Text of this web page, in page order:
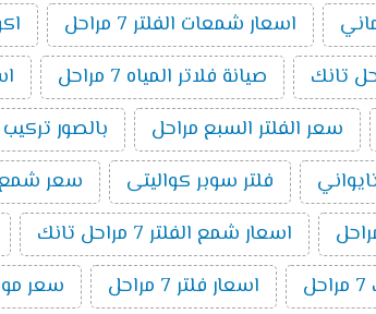
اسعار شمعات الفلتر 7 مراحل
صيانة فلاتر المياه 7 مراحل
سعر الفلتر السبع مراحل بالصور تركيب فلتر
فلتر سوبر كواليتى سعر شمع
اسعار شمع الفلتر 7 مراحل تانك
اسعار فلتر 7 مراحل سعر موتور